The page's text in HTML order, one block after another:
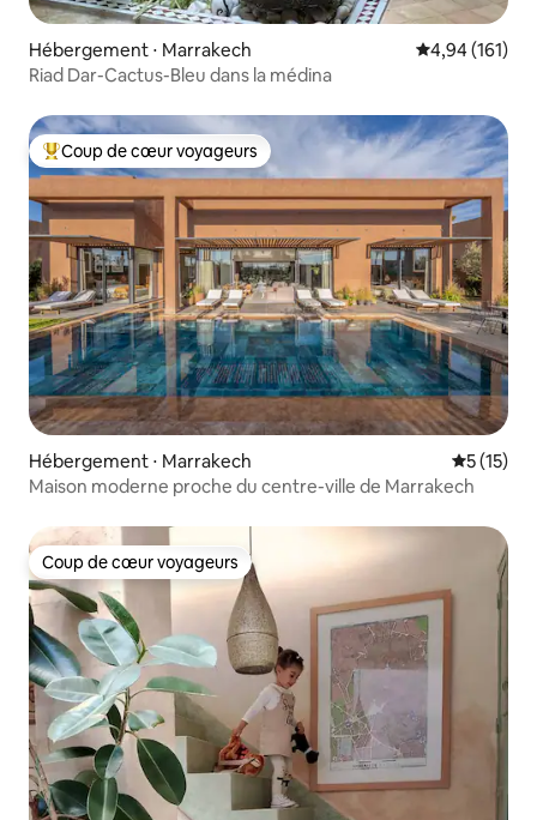
Hébergement ⋅ Marrakech Évaluation
4,94 (161)
Riad Dar-Cactus-Bleu dans la médina
Coups de cœur voyageurs les plus appréciés
Coup de cœur voyageurs
Hébergement ⋅ Marrakech
5 (15)
Maison moderne proche du centre-ville de Marrakech
Coup de cœur voyageurs
Coup de cœur voyageurs